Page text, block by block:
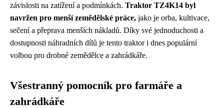
závislosti na zatížení a podmínkách. Traktor TZ4K14 byl
navržen pro menší zemědělské práce, jako je orba, kultivace,
sečení a přeprava menších nákladů. Díky své jednoduchosti a
dostupnosti náhradních dílů je tento traktor i dnes populární
volbou pro drobné zemědělce a zahrádkáře.
Všestranný pomocník pro farmáře a
zahrádkáře